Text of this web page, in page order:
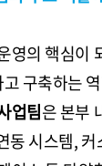
영의 핵심이
구축하는
업팀은 본부
동 시스템,